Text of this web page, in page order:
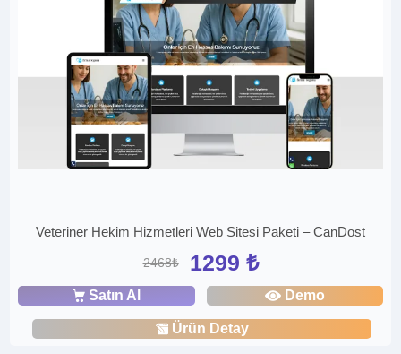
Veteriner Hekim Hizmetleri Web Sitesi Paketi – CanDost
2468₺ 1299 ₺
Satın Al Demo
Ürün Detay